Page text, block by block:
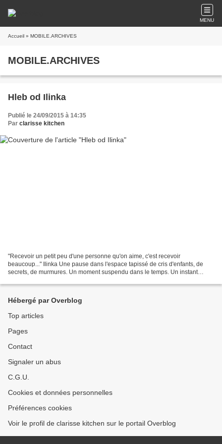
MENU
Accueil » MOBILE.ARCHIVES
MOBILE.ARCHIVES
Hleb od Ilinka
Publié le 24/09/2015 à 14:35
Par clarisse kitchen
"Recevoir un petit peu d'une personne qu'on aime, c'est recevoir
beaucoup..." Ilinka Une pause dans l'espace tapissé de cris d'enfants, de
secrets, de murmures. Un moment suspendu dans le temps. Un instant
Hébergé par Overblog
Top articles
Pages
Contact
Signaler un abus
C.G.U.
Cookies et données personnelles
Préférences cookies
Voir le profil de clarisse kitchen sur le portail Overblog